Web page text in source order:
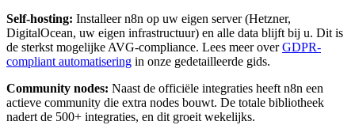
Self-hosting: Installeer n8n op uw eigen server (Hetzner,
DigitalOcean, uw eigen infrastructuur) en alle data blijft bij u. Dit is
de sterkst mogelijke AVG-compliance. Lees meer overGDPR-
compliant automatisering in onze gedetailleerde gids.
Community nodes: Naast de officiële integraties heeft n8n een
actieve community die extra nodes bouwt. De totale bibliotheek
nadert de 500+ integraties, en dit groeit wekelijks.